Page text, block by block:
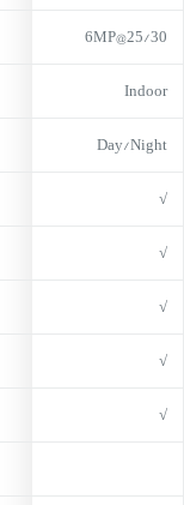
25/30@6MP
Indoor
Day/Night
√
√
√
√
√